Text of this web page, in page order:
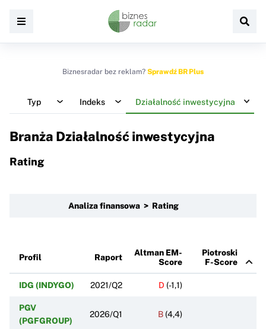
Biznesradar bez reklam? Sprawdź BR Plus
Typ Indeks Działalność inwestycyjna
Branża Działalność inwestycyjna
Rating
Analiza finansowa > Rating
Profil Raport
Altman EM-
Score
Piotroski
F-Score
IDG (INDYGO) 2021/Q2 D (-1,1)
PGV
(PGFGROUP)
2026/Q1 B (4,4)